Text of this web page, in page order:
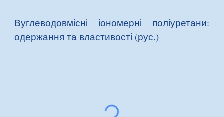
Вуглеводовмісні іономерні поліуретани:
одержання та властивості (рус.)